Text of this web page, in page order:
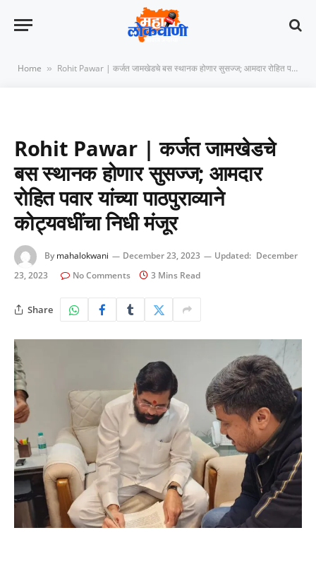
Home » Rohit Pawar | कर्जत जामखेडचे बस स्थानक होणार सुसज्ज; आमदार रोहित पवार यांच्या पाठपुराव्याने कोट्यवधींचा निधी मंजूर
Rohit Pawar | कर्जत जामखेडचे
बस स्थानक होणार सुसज्ज; आमदार
रोहित पवार यांच्या पाठपुराव्याने
कोट्यवधींचा निधी मंजूर
By mahalokwani December 23, 2023 Updated: December
23, 2023
No Comments 3 Mins Read
Share